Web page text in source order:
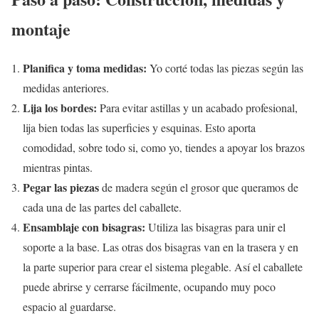
montaje
Planifica y toma medidas: Yo corté todas las piezas según las
medidas anteriores.
Lija los bordes: Para evitar astillas y un acabado profesional,
lija bien todas las superficies y esquinas. Esto aporta
comodidad, sobre todo si, como yo, tiendes a apoyar los brazos
mientras pintas.
Pegar las piezasde madera según el grosor que queramos de
cada una de las partes del caballete.
Ensamblaje con bisagras: Utiliza las bisagras para unir el
soporte a la base. Las otras dos bisagras van en la trasera y en
la parte superior para crear el sistema plegable. Así el caballete
puede abrirse y cerrarse fácilmente, ocupando muy poco
espacio al guardarse.